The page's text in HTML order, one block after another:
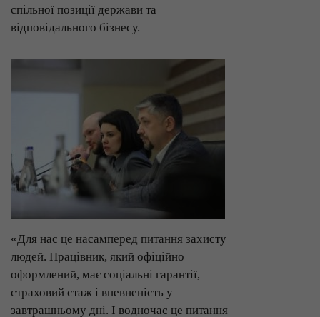
спільної позиції держави та
відповідального бізнесу.
«Для нас це насамперед питання захисту
людей. Працівник, який офіційно
оформлений, має соціальні гарантії,
страховий стаж і впевненість у
завтрашньому дні. І водночас це питання